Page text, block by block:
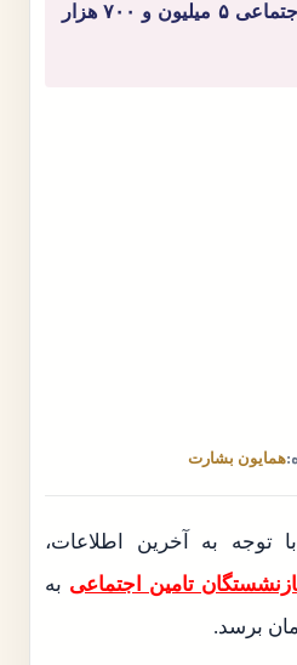
عیدی بازنشستگان تامین اجتماعی ۵ میلیون و ۷۰۰ هزار
همایون بشارت
توجه به آخرین اطلاعات،
تامین اجتماعی به